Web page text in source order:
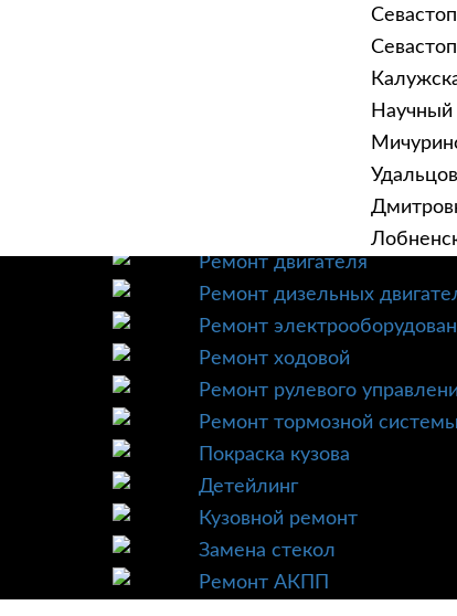
Научный
Техническое обслуживание
Ремонт трансмиссии
Ремонт двигателя
Ремонт дизельных
Ремонт
Ремонт ходовой
Ремонт рулевого
Ремонт тормозной системы
Покраска кузова
Детейлинг
Кузовной ремонт
Замена стекол
Ремонт АКПП